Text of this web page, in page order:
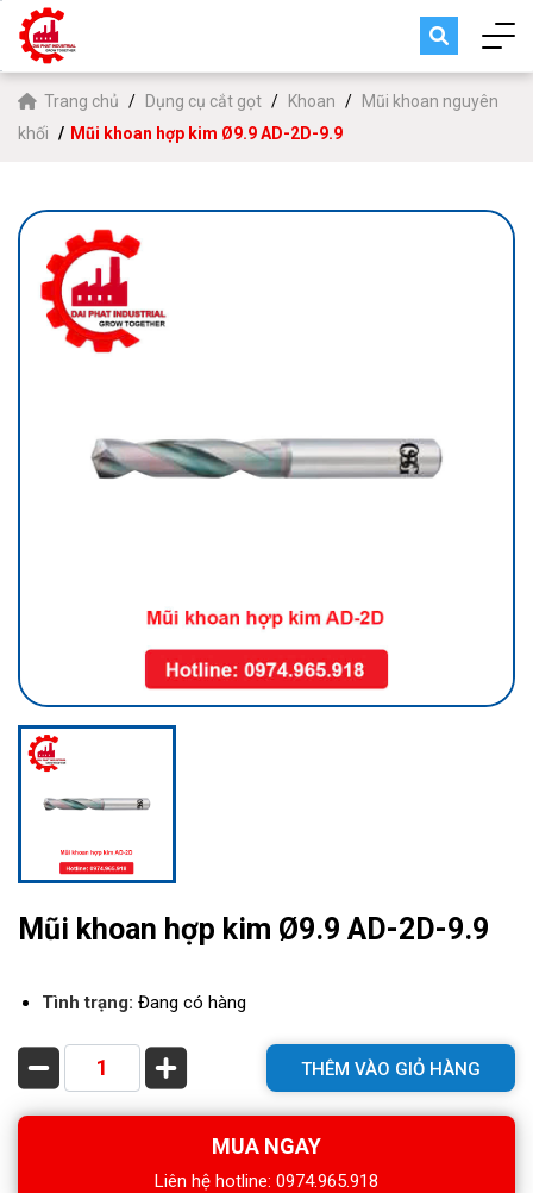
Trang chủ Dụng cụ cắt gọt Khoan
Mũi khoan nguyên
khối
Mũi khoan hợp kim Ø9.9 AD-2D-9.9
Mũi khoan hợp kim Ø9.9 AD-2D-9.9
Tình trạng: Đang có hàng
THÊM VÀO GIỎ HÀNG
MUA NGAY
Liên hệ hotline: 0974.965.918